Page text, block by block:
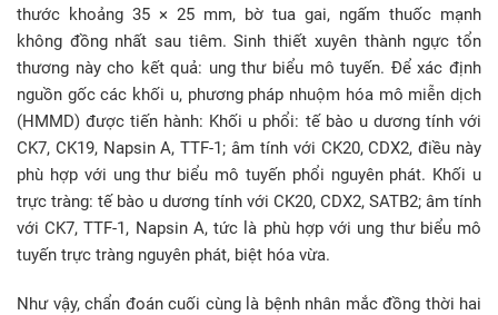
thước khoảng 35 × 25 mm, bờ tua gai, ngấm thuốc mạnh
không đồng nhất sau tiêm. Sinh thiết xuyên thành ngực tổn
thương này cho kết quả: ung thư biểu mô tuyến. Để xác định
nguồn gốc các khối u, phương pháp nhuộm hóa mô miễn dịch
(HMMD) được tiến hành: Khối u phổi: tế bào u dương tính với
CK7, CK19, Napsin A, TTF-1; âm tính với CK20, CDX2, điều này
phù hợp với ung thư biểu mô tuyến phổi nguyên phát. Khối u
trực tràng: tế bào u dương tính với CK20, CDX2, SATB2; âm tính
với CK7, TTF-1, Napsin A, tức là phù hợp với ung thư biểu mô
tuyến trực tràng nguyên phát, biệt hóa vừa.
Như vậy, chẩn đoán cuối cùng là bệnh nhân mắc đồng thời hai